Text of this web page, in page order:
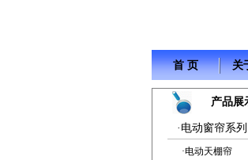
首 页 关
产品展
· 电动窗帘系列
·电动天棚帘